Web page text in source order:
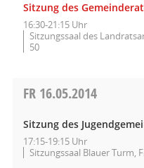
Sitzung des
16:30-21:15 Uhr
Sitzungssaal des
50
FR 16.05.2014
Sitzung des
17:15-19:15 Uhr
Sitzungssaal Blauer Turm,